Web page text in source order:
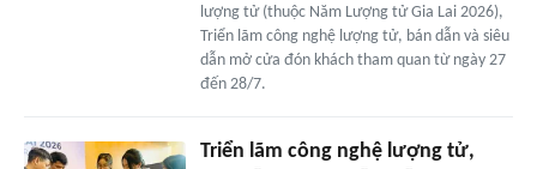
lượng tử (thuộc Năm Lượng tử Gia Lai 2026),
Triển lãm công nghệ lượng tử, bán dẫn và siêu
dẫn mở cửa đón khách tham quan từ ngày 27
đến 28/7.
Triển lãm công nghệ lượng tử,